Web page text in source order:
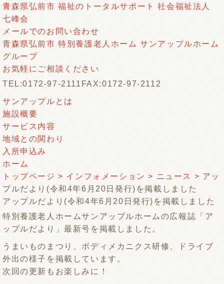
青森県弘前市 福祉のトータルサポート 社会福祉法人
七峰会
メールでのお問い合わせ
青森県弘前市 特別養護老人ホーム サンアップルホーム
グループ
お気軽にご相談ください
TEL:0172-97-2111 FAX:0172-97-2112
サンアップルとは
施設概要
サービス内容
地域との関わり
入所申込み
ホーム
トップページ > インフォメーション > ニュース > アッ
プルだより(令和4年6月20日発行)を掲載しました
アップルだより(令和4年6月20日発行)を掲載しました
特別養護老人ホームサンアップルホームの広報誌「ア
ップルだより」最新号を掲載しました。
うまいものまつり、ボディメカニクス研修、ドライブ
外出の様子を掲載しています。
次回の更新もお楽しみに！